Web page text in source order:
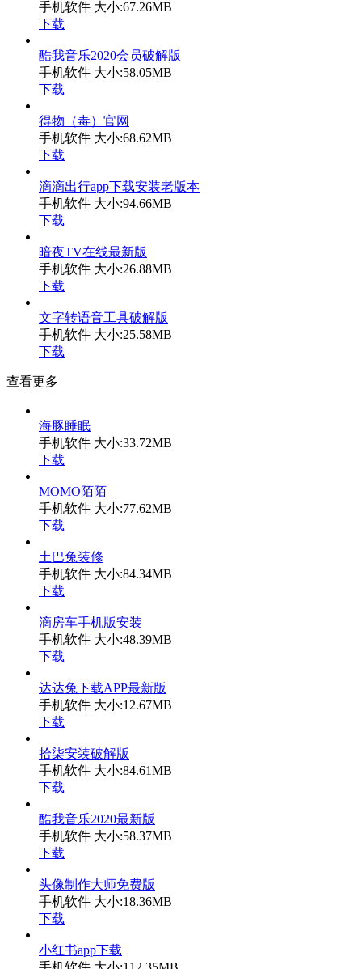
手机软件 大小:67.26MB
下载
酷我音乐2020会员破解版
手机软件 大小:58.05MB
下载
得物（毒）官网
手机软件 大小:68.62MB
下载
滴滴出行app下载安装老版本
手机软件 大小:94.66MB
下载
暗夜TV在线最新版
手机软件 大小:26.88MB
下载
文字转语音工具破解版
手机软件 大小:25.58MB
下载
查看更多
海豚睡眠
手机软件 大小:33.72MB
下载
MOMO陌陌
手机软件 大小:77.62MB
下载
土巴兔装修
手机软件 大小:84.34MB
下载
滴房车手机版安装
手机软件 大小:48.39MB
下载
达达兔下载APP最新版
手机软件 大小:12.67MB
下载
拾柒安装破解版
手机软件 大小:84.61MB
下载
酷我音乐2020最新版
手机软件 大小:58.37MB
下载
头像制作大师免费版
手机软件 大小:18.36MB
下载
小红书app下载